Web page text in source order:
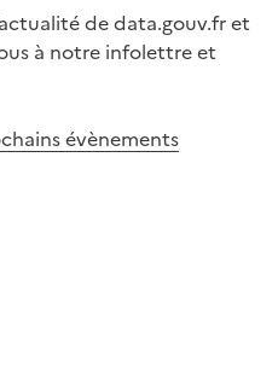
de data.gouv.fr et
à notre infolettre et
évènements